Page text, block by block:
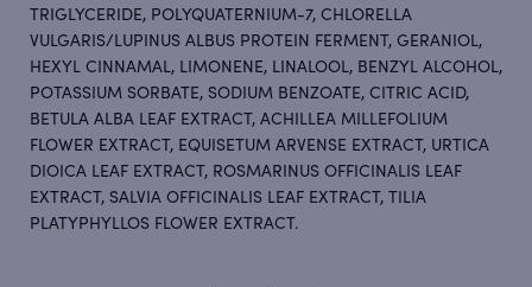
TRIGLYCERIDE, POLYQUATERNIUM-7, CHLORELLA
VULGARIS/LUPINUS ALBUS PROTEIN FERMENT, GERANIOL,
HEXYL CINNAMAL, LIMONENE, LINALOOL, BENZYL ALCOHOL,
POTASSIUM SORBATE, SODIUM BENZOATE, CITRIC ACID,
BETULA ALBA LEAF EXTRACT, ACHILLEA MILLEFOLIUM
FLOWER EXTRACT, EQUISETUM ARVENSE EXTRACT, URTICA
DIOICA LEAF EXTRACT, ROSMARINUS OFFICINALIS LEAF
EXTRACT, SALVIA OFFICINALIS LEAF EXTRACT, TILIA
PLATYPHYLLOS FLOWER EXTRACT.